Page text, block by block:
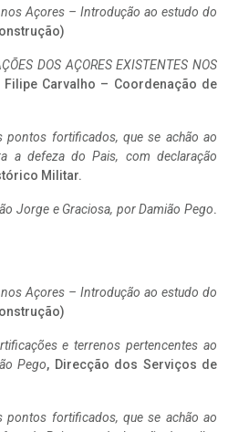
Açores – Introdução ao estudo do
DOS AÇORES EXISTENTES NOS
Carvalho – Coordenação de
pontos fortificados, que se achão ao
a defeza do Pais, com declaração
Militar.
Jorge e Graciosa, por Damião Pego.
Açores – Introdução ao estudo do
e terrenos pertencentes ao
Pego, Direcção dos Serviços de
pontos fortificados, que se achão ao